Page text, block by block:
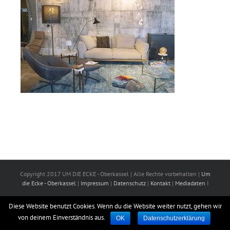
Copyright 2017 UM DIE ECKE - Oberkassel | Alle Rechte vorbehalten | Um
die Ecke - Oberkassel| Impressum | Datenschutz| Kontakt| Mediadaten I
Diese Website benutzt Cookies. Wenn du die Website weiter nutzt, gehen wir
von deinem Einverständnis aus.
OK Datenschutzerklärung